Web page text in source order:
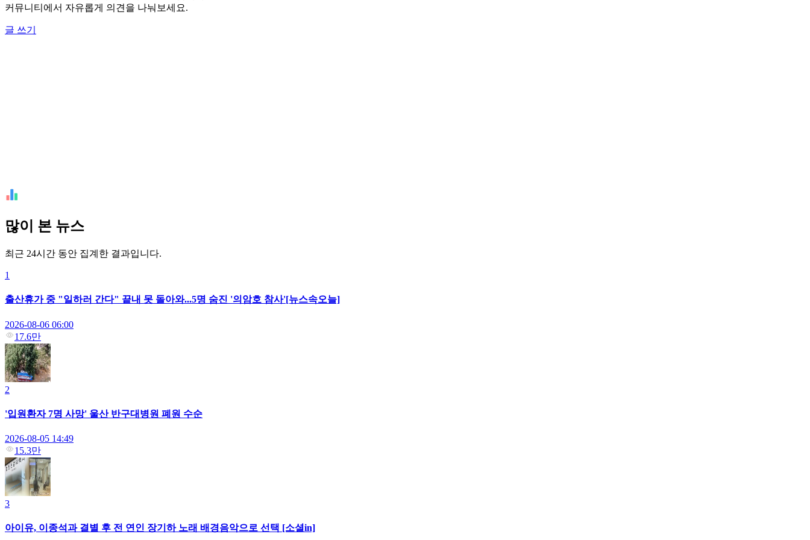
커뮤니티에서 자유롭게 의견을 나눠보세요.
글 쓰기
많이 본 뉴스
최근 24시간 동안 집계한 결과입니다.
1
출산휴가 중 "일하러 간다" 끝내 못 돌아와...5명 숨진 '의암호 참사'[뉴스속오늘]
2026-08-06 06:00
17.6만
2
'입원환자 7명 사망' 울산 반구대병원 폐원 수순
2026-08-05 14:49
15.3만
3
아이유, 이종석과 결별 후 전 연인 장기하 노래 배경음악으로 선택 [소셜in]